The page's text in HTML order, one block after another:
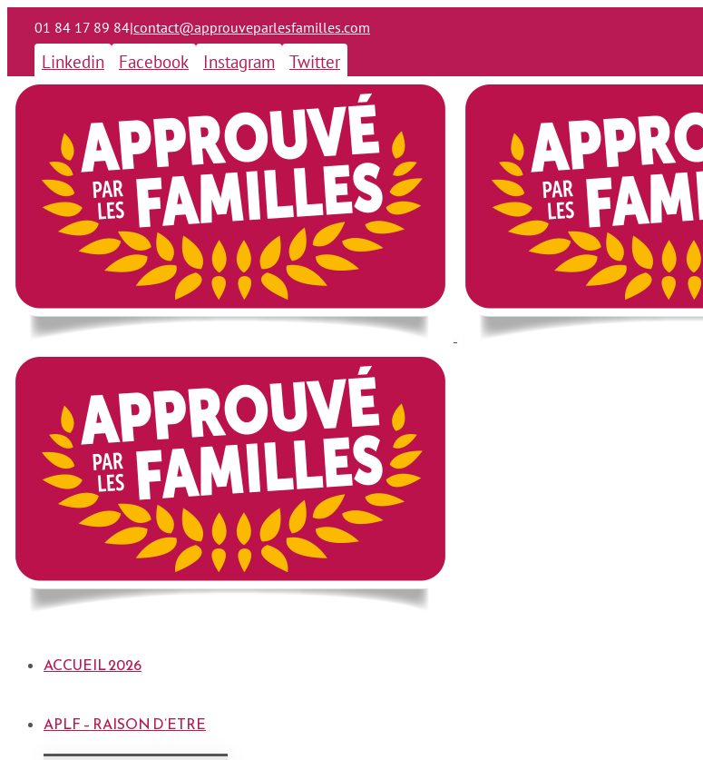
01 84 17 89 84|contact@approuveparlesfamilles.com
Linkedin Facebook Instagram Twitter
ACCUEIL 2026
APLF – RAISON D’ETRE